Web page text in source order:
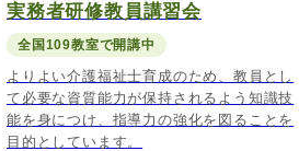
実務者研修教員講習会
全国109教室で開講中
よりよい介護福祉士育成のため、教員とし
て必要な資質能力が保持されるよう知識技
能を身につけ、指導力の強化を図ることを
目的としています。